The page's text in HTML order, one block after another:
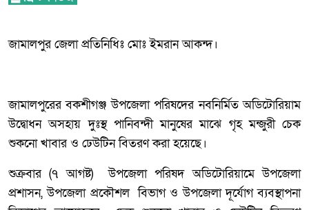
জামালপুর জেলা প্রতিনিধিঃ মোঃ ইমরান আকন্দ।
জামালপুরের বকশীগঞ্জ উপজেলা পরিষদের নবনির্মিত অডিটোরিয়াম
উদ্বোধন অসহায় দুঃস্থ পানিবন্দী মানুষের মাঝে গৃহ মন্জুরী চেক
শুকনো খাবার ও ঢেউটিন বিতরণ করা হয়েছে।
শুক্রবার (৭ আগষ্ট) উপজেলা পরিষদ অডিটোরিয়ামে উপজেলা
প্রশাসন, উপজেলা প্রকৌশল বিভাগ ও উপজেলা দূর্যোগ ব্যবস্থাপনা